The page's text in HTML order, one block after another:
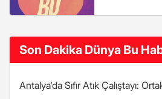
Son Dakika Dünya Bu
Antalya'da Sıfır Atık Çalıştayı: